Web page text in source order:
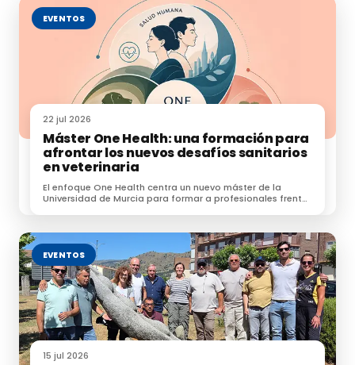
Entrevista a Lucía Velasco, ganadera y
presidenta de Ganaderas Asturianas.
Entrevista a Juan José Quereda, investigador y
profesor de la CEU-UHC.
Entrevista a Antonio Tucci, ganadero, biólogo y
asesor de Naturaleza Holística.
Entrevista a Ander Gardeazabal,
vicepresidente de la ABCT (Asociación Border
Collie de Trabajo).
Entrevista a Camino Limia, Ganadería Joaquín
Ortiz.
EVENTOS
22 jul 2026
Máster One Health: una formación para
afrontar los nuevos desafíos sanitarios
en veterinaria
El enfoque One Health centra un nuevo máster de la
Universidad de Murcia para formar a profesionales frente
EVENTOS
15 jul 2026